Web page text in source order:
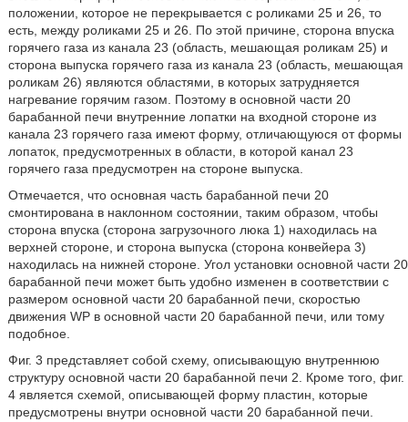
положении, которое не перекрывается с роликами 25 и 26, то
есть, между роликами 25 и 26. По этой причине, сторона впуска
горячего газа из канала 23 (область, мешающая роликам 25) и
сторона выпуска горячего газа из канала 23 (область, мешающая
роликам 26) являются областями, в которых затрудняется
нагревание горячим газом. Поэтому в основной части 20
барабанной печи внутренние лопатки на входной стороне из
канала 23 горячего газа имеют форму, отличающуюся от формы
лопаток, предусмотренных в области, в которой канал 23
горячего газа предусмотрен на стороне выпуска.
Отмечается, что основная часть барабанной печи 20
смонтирована в наклонном состоянии, таким образом, чтобы
сторона впуска (сторона загрузочного люка 1) находилась на
верхней стороне, и сторона выпуска (сторона конвейера 3)
находилась на нижней стороне. Угол установки основной части 20
барабанной печи может быть удобно изменен в соответствии с
размером основной части 20 барабанной печи, скоростью
движения WP в основной части 20 барабанной печи, или тому
подобное.
Фиг. 3 представляет собой схему, описывающую внутреннюю
структуру основной части 20 барабанной печи 2. Кроме того, фиг.
4 является схемой, описывающей форму пластин, которые
предусмотрены внутри основной части 20 барабанной печи.